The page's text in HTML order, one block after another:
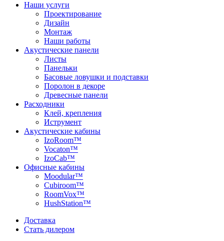
Наши услуги
Проектирование
Дизайн
Монтаж
Наши работы
Акустические панели
Листы
Панельки
Басовые ловушки и подставки
Поролон в декоре
Древесные панели
Расходники
Клей, крепления
Иструмент
Акустические кабины
IzoRoom™
Vocaton™
IzoCab™
Офисные кабины
Moodular™
Cubiroom™
RoomVox™
HushStation™
Доставка
Стать дилером